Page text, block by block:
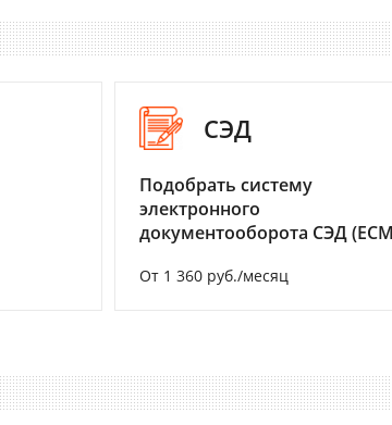
СЭД
Подобрать систему
электронного
документооборота СЭД
От 1 360 руб./месяц